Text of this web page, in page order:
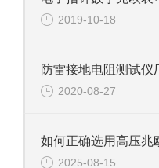
2019-10-18
2020-08-27
如何正确选用高压兆
2025-08-15